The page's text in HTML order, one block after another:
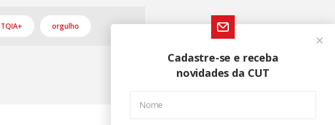
orgulho
Cadastre-se e receba
novidades da CUT
Nome